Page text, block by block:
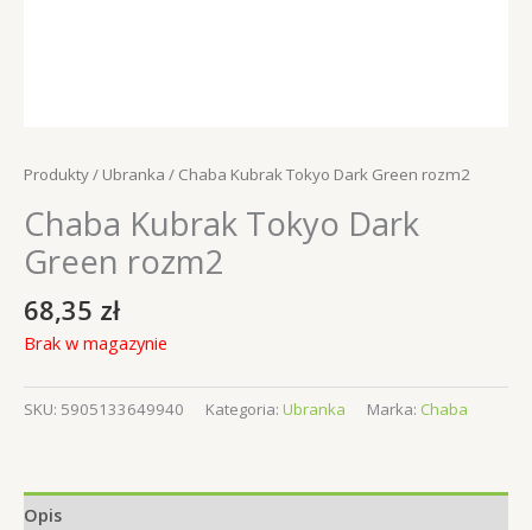
Produkty/ Ubranka / Chaba Kubrak Tokyo Dark Green rozm2
Chaba Kubrak Tokyo Dark
Green rozm2
68,35 zł
Brak w magazynie
SKU: 5905133649940 Kategoria: Ubranka Marka: Chaba
Opis